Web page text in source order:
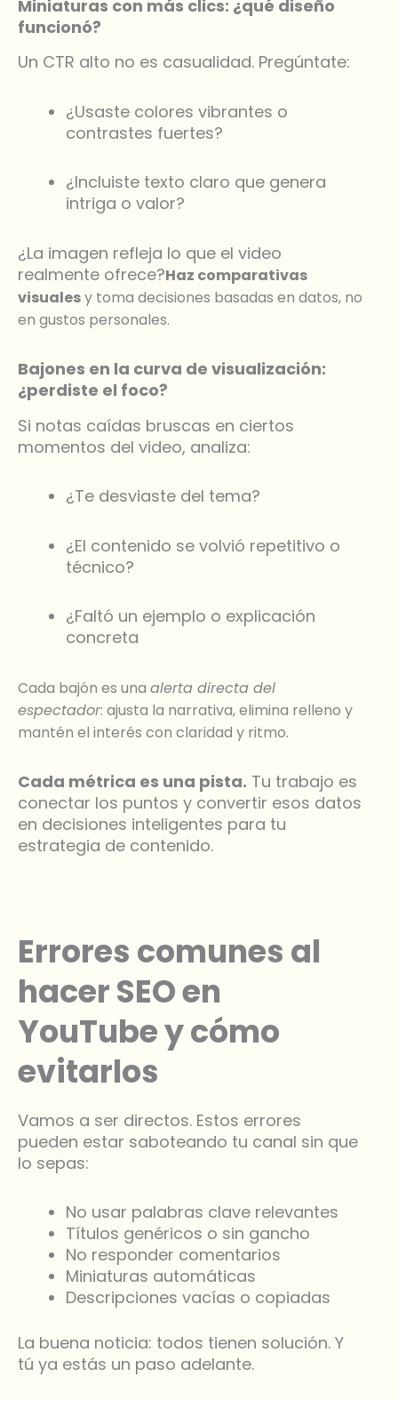
Miniaturas con más clics: ¿qué diseño
funcionó?
Un CTR alto no es casualidad. Pregúntate:
¿Usaste colores vibrantes o
contrastes fuertes?
¿Incluiste texto claro que genera
intriga o valor?
¿La imagen refleja lo que el video
realmente ofrece?Haz comparativas
visualesy toma decisiones basadas en datos, no
en gustos personales.
Bajones en la curva de visualización:
¿perdiste el foco?
Si notas caídas bruscas en ciertos
momentos del video, analiza:
¿Te desviaste del tema?
¿El contenido se volvió repetitivo o
técnico?
¿Faltó un ejemplo o explicación
concreta
Cada bajón es una alerta directa del
espectador: ajusta la narrativa, elimina relleno y
mantén el interés con claridad y ritmo.
Cada métrica es una pista. Tu trabajo es
conectar los puntos y convertir esos datos
en decisiones inteligentes para tu
estrategia de contenido.
Errores comunes al
hacer SEO en
YouTube y cómo
evitarlos
Vamos a ser directos. Estos errores
pueden estar saboteando tu canal sin que
lo sepas:
No usar palabras clave relevantes
Títulos genéricos o sin gancho
No responder comentarios
Miniaturas automáticas
Descripciones vacías o copiadas
La buena noticia: todos tienen solución. Y
tú ya estás un paso adelante.